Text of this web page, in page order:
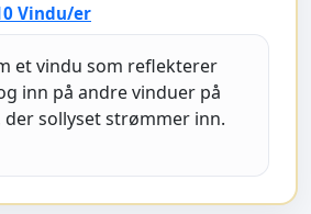
Vindu/er
et vindu som reflekterer
inn på andre vinduer på
sollyset strømmer inn.